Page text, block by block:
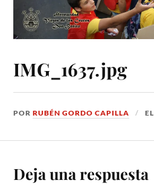
IMG_1637.jpg
PORRUBÉN GORDO CAPILLA EL
Deja una respuesta